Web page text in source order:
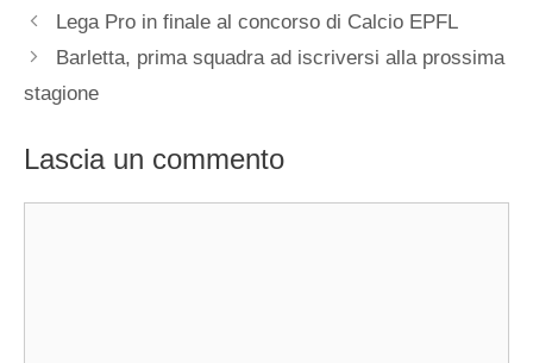
Lega Pro in finale al concorso di Calcio EPFL
Barletta, prima squadra ad iscriversi alla prossima
stagione
Lascia un commento